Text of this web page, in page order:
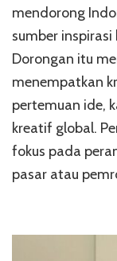
mendorong
sumber
Dorongan itu
menempatkan
pertemuan ide,
kreatif global.
fokus pada
pasar atau